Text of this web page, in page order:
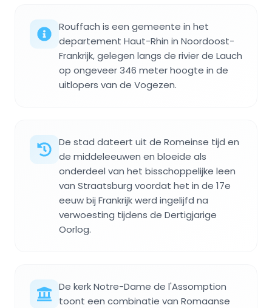
Rouffach is een gemeente in het
departement Haut-Rhin in Noordoost-
Frankrijk, gelegen langs de rivier de Lauch
op ongeveer 346 meter hoogte in de
uitlopers van de Vogezen.
De stad dateert uit de Romeinse tijd en
de middeleeuwen en bloeide als
onderdeel van het bisschoppelijke leen
van Straatsburg voordat het in de 17e
eeuw bij Frankrijk werd ingelijfd na
verwoesting tijdens de Dertigjarige
Oorlog.
De kerk Notre-Dame de l'Assomption
toont een combinatie van Romaanse